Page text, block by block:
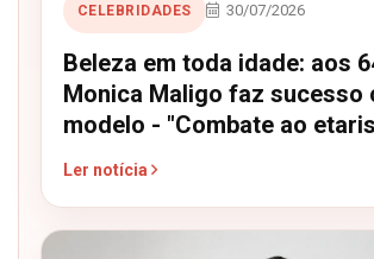
CELEBRIDADES 30/07/2026
Beleza em toda idade: aos
Monica Maligo faz sucesso
modelo - "Combate ao
Ler notícia